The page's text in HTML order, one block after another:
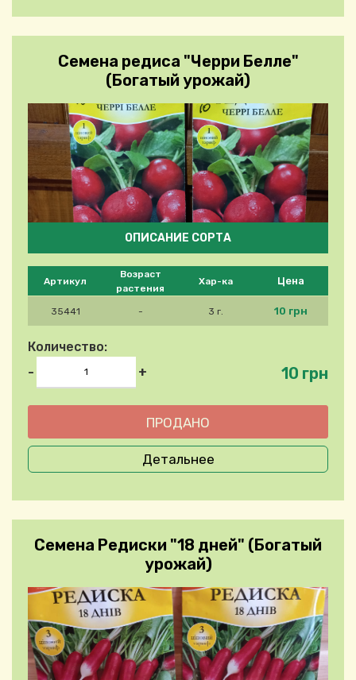
Семена редиса "Черри Белле"
(Богатый урожай)
Please select product
Артикул
Возраст
растения
Хар-ка Цена
35441 - 3 г. 10 грн
Количество:
-
+ 10 грн
ОПИСАНИЕ СОРТА
Детальнее
Семена Редиски "18 дней" (Богатый
урожай)